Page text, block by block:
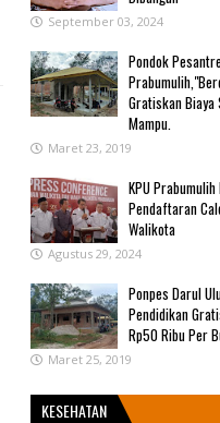
September 03, 2024
Pondok
Gratiskan Biaya
Mampu.
Maret 23, 2019
KPU
Pendaftaran
Walikota
Agustus 29, 2024
Ponpes Darul
Pendidikan
Rp50 Ribu Per
Maret 25, 2019
KESEHATAN